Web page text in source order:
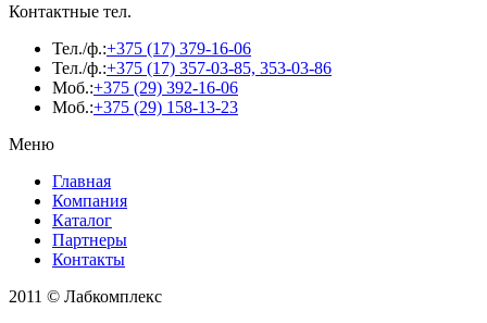
Контактные тел.
Тел./ф.:+375 (17) 379-16-06
Тел./ф.:+375 (17) 357-03-85, 353-03-86
Моб.:+375 (29) 392-16-06
Моб.:+375 (29) 158-13-23
Меню
Главная
Компания
Каталог
Партнеры
Контакты
2011 © Лабкомплекс